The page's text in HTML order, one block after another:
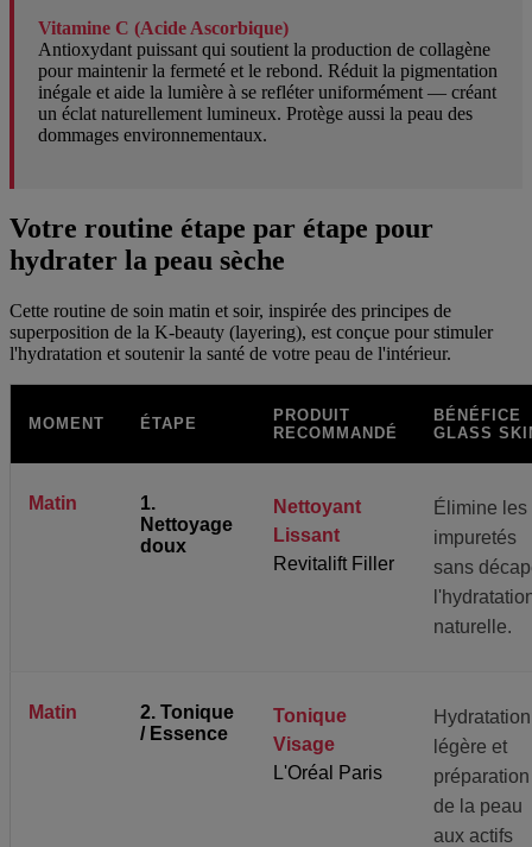
Vitamine C (Acide Ascorbique)
Antioxydant puissant qui soutient la production de collagène
pour maintenir la fermeté et le rebond. Réduit la pigmentation
inégale et aide la lumière à se refléter uniformément — créant
un éclat naturellement lumineux. Protège aussi la peau des
dommages environnementaux.
Votre routine étape par étape pour
hydrater la peau sèche
Cette routine de soin matin et soir, inspirée des principes de
superposition de la K-beauty (layering), est conçue pour stimuler
l'hydratation et soutenir la santé de votre peau de l'intérieur.
MOMENT ÉTAPE
PRODUIT
RECOMMANDÉ
BÉNÉFICE
GLASS
Matin
1.
Nettoyage
doux
Nettoyant
Lissant
Revitalift Filler
Élimine les
impuretés
sans
naturelle.
Matin
2. Tonique
/ Essence
Tonique
Visage
L'Oréal Paris
Hydratation
légère et
préparation
de la peau
aux actifs